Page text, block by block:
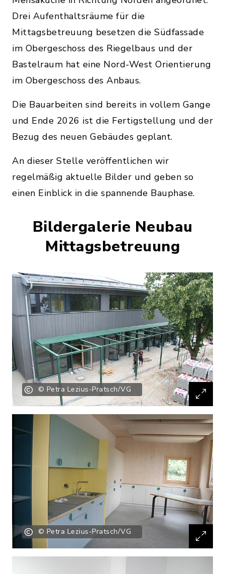
Drei Aufenthaltsräume für die
Mittagsbetreuung besetzen die Südfassade
im Obergeschoss des Riegelbaus und der
Bastelraum hat eine Nord-West Orientierung
im Obergeschoss des Anbaus.
Die Bauarbeiten sind bereits in vollem Gange
und Ende 2026 ist die Fertigstellung und der
Bezug des neuen Gebäudes geplant.
An dieser Stelle veröffentlichen wir
regelmäßig aktuelle Bilder und geben so
einen Einblick in die spannende Bauphase.
Bildergalerie Neubau
Mittagsbetreuung
© Petra Lezius-Pratsch/VG
© Petra Lezius-Pratsch/VG